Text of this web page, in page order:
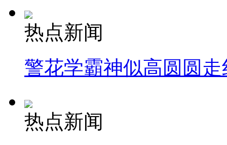
热点新闻
警花学霸神似高圆圆走
热点新闻